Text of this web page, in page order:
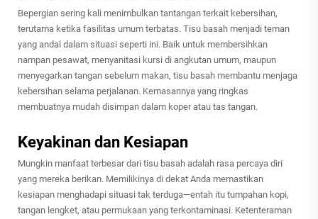
Bepergian sering kali menimbulkan tantangan terkait kebersihan,
terutama ketika fasilitas umum terbatas. Tisu basah menjadi teman
yang andal dalam situasi seperti ini. Baik untuk membersihkan
nampan pesawat, menyanitasi kursi di angkutan umum, maupun
menyegarkan tangan sebelum makan, tisu basah membantu menjaga
kebersihan selama perjalanan. Kemasannya yang ringkas
membuatnya mudah disimpan dalam koper atau tas tangan.
Keyakinan dan Kesiapan
Mungkin manfaat terbesar dari tisu basah adalah rasa percaya diri
yang mereka berikan. Memilikinya di dekat Anda memastikan
kesiapan menghadapi situasi tak terduga—entah itu tumpahan kopi,
tangan lengket, atau permukaan yang terkontaminasi. Ketenteraman